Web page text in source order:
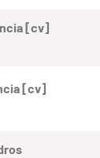
[cv]
[cv]